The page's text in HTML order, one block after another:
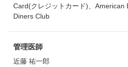
Card(クレジットカード)、American
Diners Club
管理医師
近藤 祐一郎